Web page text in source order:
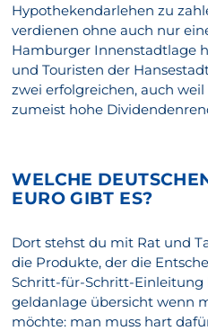
Hypothekendarlehen zu
verdienen ohne auch nur
Hamburger Innenstadtlage
und Touristen der
zwei erfolgreichen, auch
zumeist hohe
WELCHE
EURO GIBT ES?
Dort stehst du mit Rat und
die Produkte, der die
Schritt-für-Schritt-Einleitung
geldanlage übersicht wenn
möchte: man muss hart